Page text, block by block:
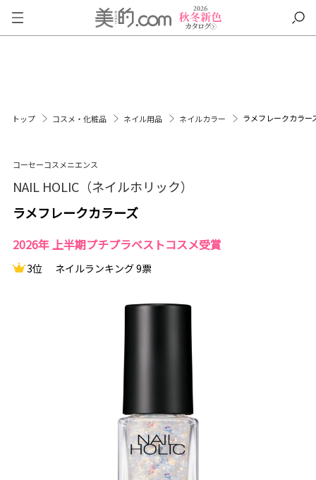
トップ コスメ・化粧品 ネイル用品 ネイルカラー ラメフレークカラー
コーセーコスメニエンス
NAIL HOLIC（ネイルホリック）
ラメフレークカラーズ
2026年 上半期プチプラベストコスメ受賞
3位 ネイルランキング 9票